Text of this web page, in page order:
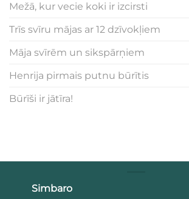
Mežā, kur vecie koki ir izcirsti
Trīs svīru mājas ar 12 dzīvokļiem
Māja svīrēm un sikspārņiem
Henrija pirmais putnu būrītis
Būrīši ir jātīra!
Simbaro